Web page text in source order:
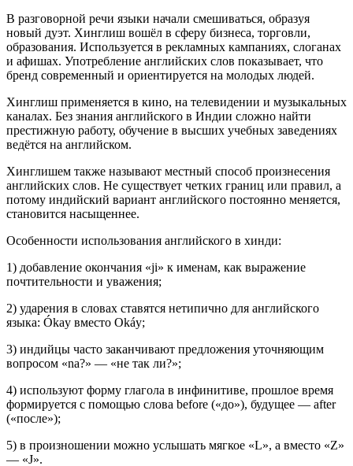
В разговорной речи языки начали смешиваться, образуя
новый дуэт. Хинглиш вошёл в сферу бизнеса, торговли,
образования. Используется в рекламных кампаниях, слоганах
и афишах. Употребление английских слов показывает, что
бренд современный и ориентируется на молодых людей.
Хинглиш применяется в кино, на телевидении и музыкальных
каналах. Без знания английского в Индии сложно найти
престижную работу, обучение в высших учебных заведениях
ведётся на английском.
Хинглишем также называют местный способ произнесения
английских слов. Не существует четких границ или правил, а
потому индийский вариант английского постоянно меняется,
становится насыщеннее.
Особенности использования английского в хинди:
1) добавление окончания «ji» к именам, как выражение
почтительности и уважения;
2) ударения в словах ставятся нетипично для английского
языка: Ókay вместо Okáy;
3) индийцы часто заканчивают предложения уточняющим
вопросом «na?» — «не так ли?»;
4) используют форму глагола в инфинитиве, прошлое время
формируется с помощью слова before («до»), будущее — after
(«после»);
5) в произношении можно услышать мягкое «L», а вместо «Z»
— «J».